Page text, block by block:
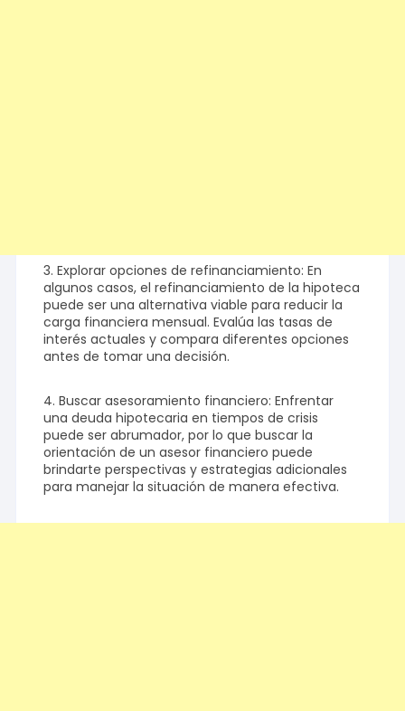
3. Explorar opciones de refinanciamiento: En
algunos casos, el refinanciamiento de la hipoteca
puede ser una alternativa viable para reducir la
carga financiera mensual. Evalúa las tasas de
interés actuales y compara diferentes opciones
antes de tomar una decisión.
4. Buscar asesoramiento financiero: Enfrentar
una deuda hipotecaria en tiempos de crisis
puede ser abrumador, por lo que buscar la
orientación de un asesor financiero puede
brindarte perspectivas y estrategias adicionales
para manejar la situación de manera efectiva.